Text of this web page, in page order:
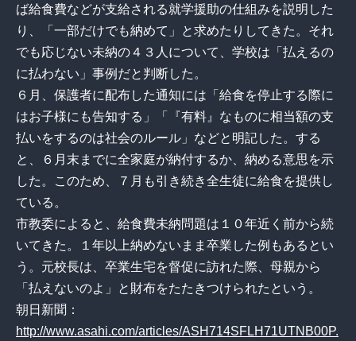
ば給食費などが支給される就学援助の仕組みを説明した
り、「一部だけでも納めて」と求めたりしてきた。それ
でも応じない未納の４３人について、学校は「払えるの
に払わない」事例だと判断した。
６月、保護者に配布した通知には「給食を停止する際に
はお子様にも告知する」「『有料』なものに相当額の支
払いをするのは社会のルール」などと明記した。する
と、６月末までに全家庭が納付するか、納める意思を示
した。このため、７月も引き続き全生徒に給食を提供し
ている。
市教委によると、給食費未納問題は１０年近く前から続
いてきた。１年以上納めないまま卒業した例もあるとい
う。元校長は、卒業生宅を督促に訪れた際、母親から
「払えないのよ」と財布をたたきつけられたという。
朝日新聞：
http://www.asahi.com/articles/ASH714SFLH71UTNB00P.